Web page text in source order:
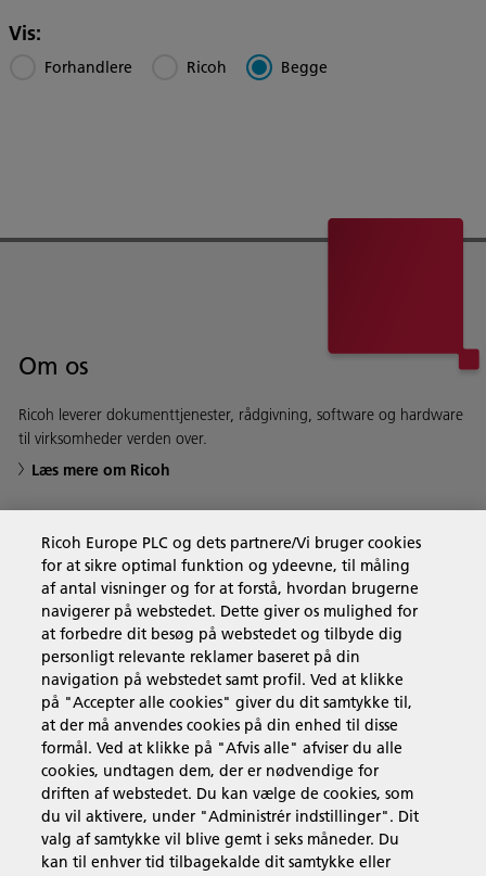
region
Vis:
Forhandlere Ricoh Begge
Om os
Ricoh leverer dokumenttjenester, rådgivning, software og hardware
til virksomheder verden over.
Læs mere om Ricoh
Forretningsløsninger
Produkter og services
Support & Kontakt
Ressourcer
Ricoh Europe PLC og dets partnere/Vi bruger cookies
for at sikre optimal funktion og ydeevne, til måling
af antal visninger og for at forstå, hvordan brugerne
navigerer på webstedet. Dette giver os mulighed for
at forbedre dit besøg på webstedet og tilbyde dig
personligt relevante reklamer baseret på din
navigation på webstedet samt profil. Ved at klikke
på "Accepter alle cookies" giver du dit samtykke til,
at der må anvendes cookies på din enhed til disse
formål. Ved at klikke på "Afvis alle" afviser du alle
cookies, undtagen dem, der er nødvendige for
driften af webstedet. Du kan vælge de cookies, som
du vil aktivere, under "Administrér indstillinger". Dit
valg af samtykke vil blive gemt i seks måneder. Du
kan til enhver tid tilbagekalde dit samtykke eller